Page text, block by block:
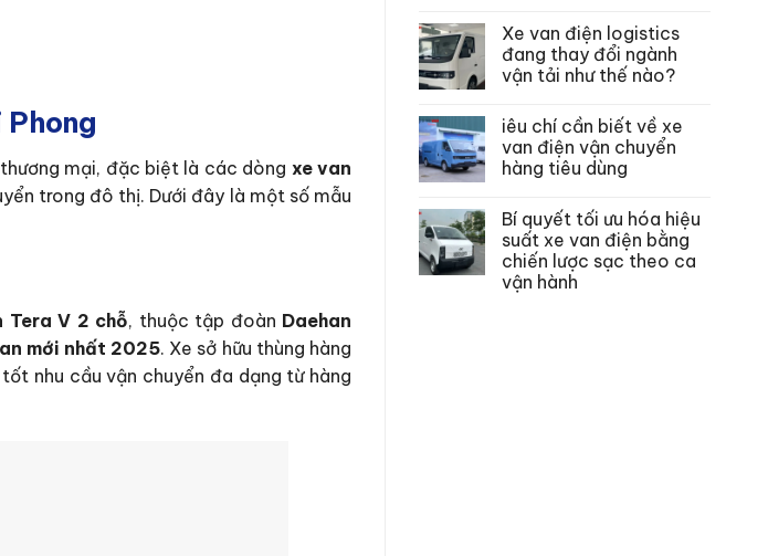
mại, đặc biệt là các dòng xe van
trong đô thị. Dưới đây là một số mẫu
Tera V 2 chỗ, thuộc tập đoàn Daehan
mới nhất 2025. Xe sở hữu thùng hàng
nhu cầu vận chuyển đa dạng từ hàng
Xe van điện logistics
đang thay đổi ngành
vận tải như thế nào?
iêu chí cần biết về xe
van điện vận chuyển
hàng tiêu dùng
Bí quyết tối ưu hóa hiệu
suất xe van điện bằng
chiến lược sạc theo ca
vận hành